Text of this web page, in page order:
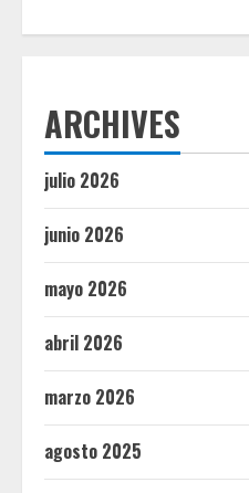
ARCHIVES
julio 2026
junio 2026
mayo 2026
abril 2026
marzo 2026
agosto 2025